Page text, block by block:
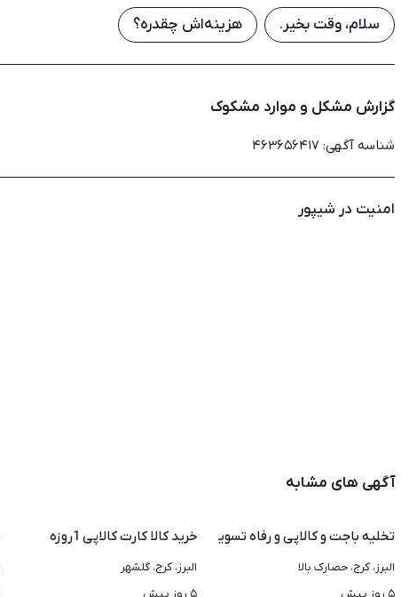
سلام، وقت بخیر. هزینه‌اش چقدره؟
گزارش مشکل و موارد مشکوک
شناسه آگهی: ۴۶۳۶۵۶۴۱۷
امنیت در شیپور
آگهی های مشابه
تخلیه باجت و ‌کالاپی و رفاه تسویه آنی
البرز، کرج، حصارک بالا
۵ روز پیش
خرید کالا کارت کالاپی 1روزه
البرز، کرج، گلشهر
۵ روز پیش